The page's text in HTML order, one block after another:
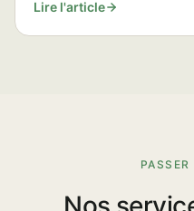
Lire l'article